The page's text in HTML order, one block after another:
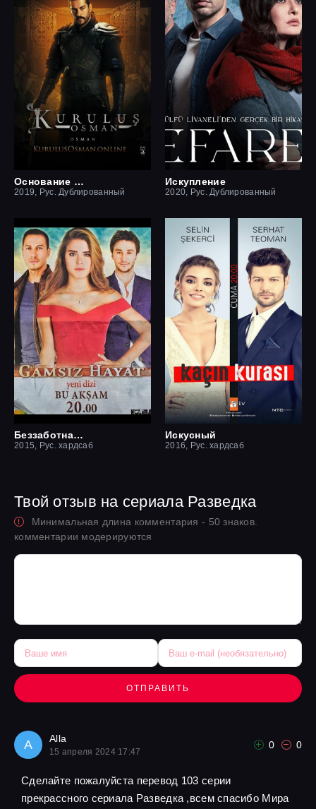
Основание Осман
2019, Рус. Дублированный
Искупление
2020, Рус. Дублированный
Беззаботная жизнь
2015, Рус. хардсаб
Искусный
2016, Рус. хардсаб
Твой отзыв на сериала Разведка
Минимальная длина комментария - 50 знаков.
комментарии модерируются
ОТПРАВИТЬ
A Alla
15 апреля 2024 17:47
0 0
Сделайте пожалуйста перевод 103 серии
прекрассного сериала Разведка ,всем спасибо Мира